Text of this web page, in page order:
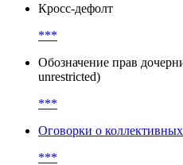
Кросс-дефолт
***
Обозначение прав
unrestricted)
***
Оговорки о
***